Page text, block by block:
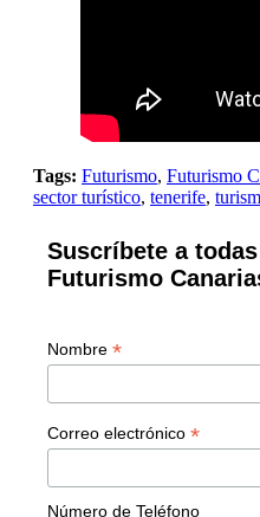
Tags: Futurismo, Futurismo
sector turístico, tenerife,
Suscríbete a
Futurismo
Nombre *
Correo electrónico *
Número de Teléfono